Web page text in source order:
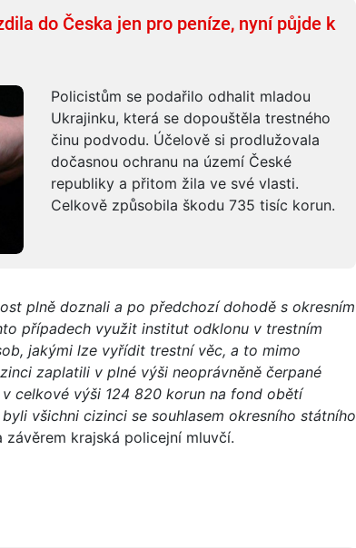
do Česka jen pro peníze, nyní půjde k
Policistům se podařilo odhalit mladou
Ukrajinku, která se dopouštěla trestného
činu podvodu. Účelově si prodlužovala
dočasnou ochranu na území České
republiky a přitom žila ve své vlasti.
Celkově způsobila škodu 735 tisíc korun.
plně doznali a po předchozí dohodě s okresním
případech využit institut odklonu v trestním
jakými lze vyřídit trestní věc, a to mimo
zaplatili v plné výši neoprávněně čerpané
celkové výši 124 820 korun na fond obětí
všichni cizinci se souhlasem okresního státního
závěrem krajská policejní mluvčí.